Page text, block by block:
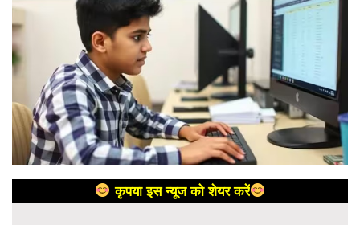
कृपया इस न्यूज को शेयर करें